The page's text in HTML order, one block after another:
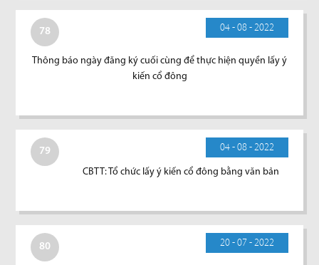
78 04 - 08 - 2022
Thông báo ngày đăng ký cuối cùng để thực hiện quyền lấy ý
kiến cổ đông
79 04 - 08 - 2022
CBTT: Tổ chức lấy ý kiến cổ đông bằng văn bản
80 20 - 07 - 2022